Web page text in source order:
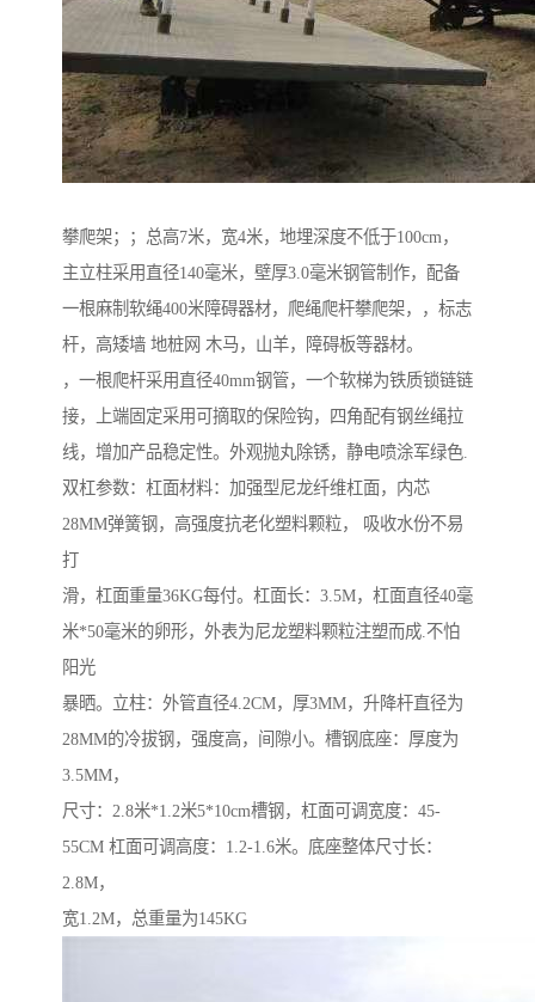
攀爬架；；总高7米，宽4米，地埋深度不低于100cm，
主立柱采用直径140毫米，壁厚3.0毫米钢管制作，配备
一根麻制软绳400米障碍器材，爬绳爬杆攀爬架，，标志
杆，高矮墙 地桩网 木马，山羊，障碍板等器材。
，一根爬杆采用直径40mm钢管，一个软梯为铁质锁链链
接，上端固定采用可摘取的保险钩，四角配有钢丝绳拉
线，增加产品稳定性。外观抛丸除锈，静电喷涂军绿色.
双杠参数：杠面材料：加强型尼龙纤维杠面，内芯
28MM弹簧钢，高强度抗老化塑料颗粒， 吸收水份不易
打
滑，杠面重量36KG每付。杠面长：3.5M，杠面直径40毫
米*50毫米的卵形，外表为尼龙塑料颗粒注塑而成.不怕
阳光
暴晒。立柱：外管直径4.2CM，厚3MM，升降杆直径为
28MM的冷拔钢，强度高，间隙小。槽钢底座：厚度为
3.5MM，
尺寸：2.8米*1.2米5*10cm槽钢，杠面可调宽度：45-
55CM 杠面可调高度：1.2-1.6米。底座整体尺寸长：
2.8M，
宽1.2M，总重量为145KG